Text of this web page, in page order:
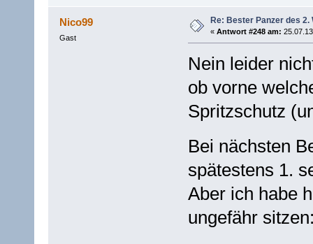
Nico99
Gast
Re: Bester Panzer des 2.
« Antwort #248 am:
Nein leider
ob vorne
Spritzschutz
Bei nächsten
spätestens 1.
Aber ich habe
ungefähr